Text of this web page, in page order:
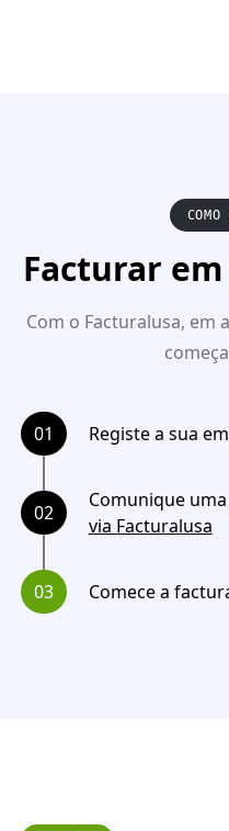
Facturar
Com o Facturalusa, em
01 Registe a sua
02
Comunique
via Facturalusa
03 Comece a